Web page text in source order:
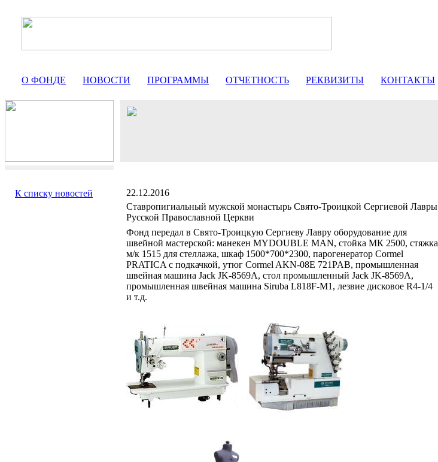
О ФОНДЕ НОВОСТИ ПРОГРАММЫ ОТЧЕТНОСТЬ РЕКВИЗИТЫ КОНТАКТЫ
К списку новостей
22.12.2016
Ставропигиальный мужской монастырь Свято-Троицкой Сергиевой Лавры
Русской Православной Церкви
Фонд передал в Свято-Троицкую Сергиеву Лавру оборудование для
швейной мастерской: манекен MYDOUBLE MAN, стойка МК 2500, стяжка
м/к 1515 для стеллажа, шкаф 1500*700*2300, парогенератор Cormel
PRATICA c подкачкой, утюг Cormel AKN-08E 721PAB, промышленная
швейная машина Jack JK-8569A, стол промышленный Jack JK-8569A,
промышленная швейная машина Siruba L818F-M1, лезвие дисковое R4-1/4
и т.д.